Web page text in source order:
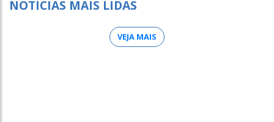
NOTÍCIAS MAIS LIDAS
VEJA MAIS